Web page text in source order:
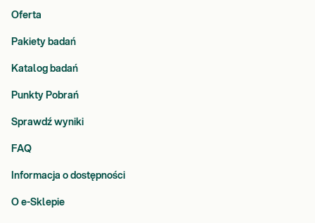
Oferta
Pakiety badań
Katalog badań
Punkty Pobrań
Sprawdź wyniki
FAQ
Informacja o dostępności
O e-Sklepie